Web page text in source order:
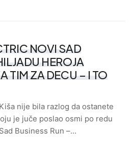
NOVI SAD
HEROJA
TIM ZA DECU – I TO
nije bila razlog da ostanete
je juče poslao osmi po redu
Business Run –…